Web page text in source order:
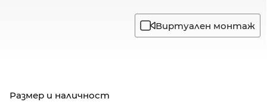
Виртуален монтаж
Размер и наличност